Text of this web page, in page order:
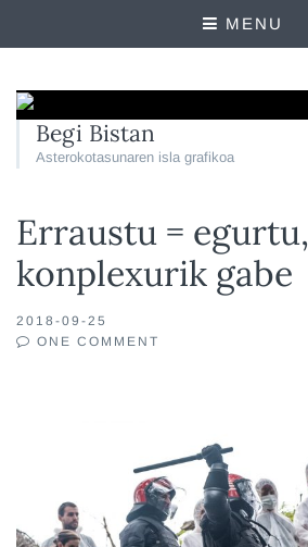
MENU
Begi Bistan
Asterokotasunaren isla grafikoa
Erraustu = egurtu,
konplexurik gabe
2018-09-25
ONE COMMENT